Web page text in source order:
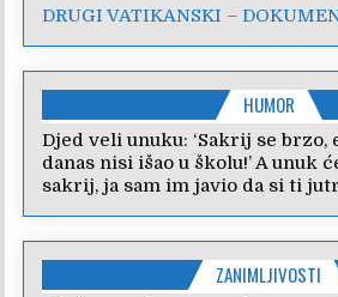
DRUGI VATIKANSKI –
HUMOR
Djed veli unuku: ‘Sakrij se brzo,
danas nisi išao u školu!’ A unuk
sakrij, ja sam im javio da si ti
ZANIMLJIVOSTI